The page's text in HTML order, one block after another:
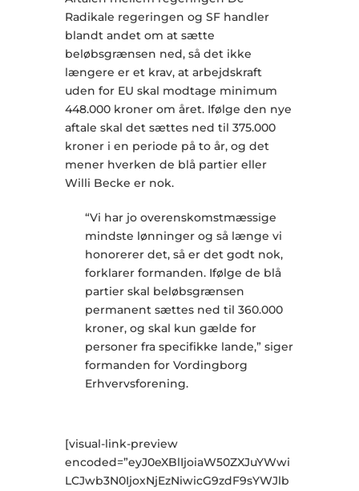
Radikale regeringen og SF handler
blandt andet om at sætte
beløbsgrænsen ned, så det ikke
længere er et krav, at arbejdskraft
uden for EU skal modtage minimum
448.000 kroner om året. Ifølge den nye
aftale skal det sættes ned til 375.000
kroner i en periode på to år, og det
mener hverken de blå partier eller
Willi Becke er nok.
“Vi har jo overenskomstmæssige
mindste lønninger og så længe vi
honorerer det, så er det godt nok,
forklarer formanden. Ifølge de blå
partier skal beløbsgrænsen
permanent sættes ned til 360.000
kroner, og skal kun gælde for
personer fra specifikke lande,” siger
formanden for Vordingborg
Erhvervsforening.
[visual-link-preview
encoded=”eyJ0eXBlIjoiaW50ZXJuYWwi
LCJwb3N0IjoxNjEzNiwicG9zdF9sYWJlb